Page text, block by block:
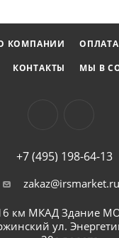
КОМПАНИИ
КОНТАКТЫ МЫ В
+7 (495) 198-64-13
zakaz@irsmarket.ru
км МКАД Здание
ул.